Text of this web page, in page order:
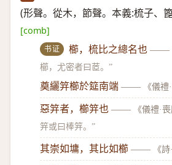
(形聲。從木，節聲。本義:梳子、
[comb]
书证 櫛，梳比之總名也 ——
櫛，尤密者曰茝。”
奠纚笄櫛於筵南端 —— 《儀禮
惡笄者，櫛笄也 —— 《儀禮·
笄或曰棒笄。”
其崇如墉，其比如櫛 —— 《